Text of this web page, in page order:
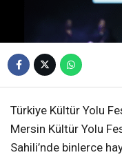
Türkiye Kültür Yolu
Mersin Kültür Yolu
Sahili’nde binlerce